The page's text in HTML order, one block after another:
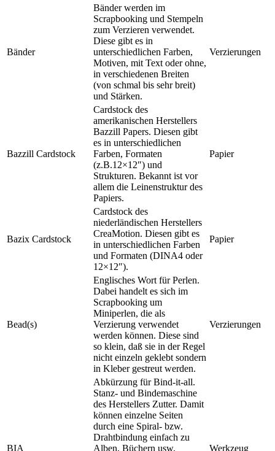
Bänder
Bänder werden im
Scrapbooking und Stempeln
zum Verzieren verwendet.
Diese gibt es in
unterschiedlichen Farben,
Motiven, mit Text oder ohne,
in verschiedenen Breiten
(von schmal bis sehr breit)
und Stärken.
Verzierungen
Bazzill Cardstock
Cardstock des
amerikanischen Herstellers
Bazzill Papers. Diesen gibt
es in unterschiedlichen
Farben, Formaten
(z.B.12×12″) und
Strukturen. Bekannt ist vor
allem die Leinenstruktur des
Papiers.
Papier
Bazix Cardstock
Cardstock des
niederländischen Herstellers
CreaMotion. Diesen gibt es
in unterschiedlichen Farben
und Formaten (DINA4 oder
12×12″).
Papier
Bead(s)
Englisches Wort für Perlen.
Dabei handelt es sich im
Scrapbooking um
Miniperlen, die als
Verzierung verwendet
werden können. Diese sind
so klein, daß sie in der Regel
nicht einzeln geklebt sondern
in Kleber gestreut werden.
Verzierungen
BIA
Abkürzung für Bind-it-all.
Stanz- und Bindemaschine
des Herstellers Zutter. Damit
können einzelne Seiten
durch eine Spiral- bzw.
Drahtbindung einfach zu
Alben, Büchern usw.
Werkzeug